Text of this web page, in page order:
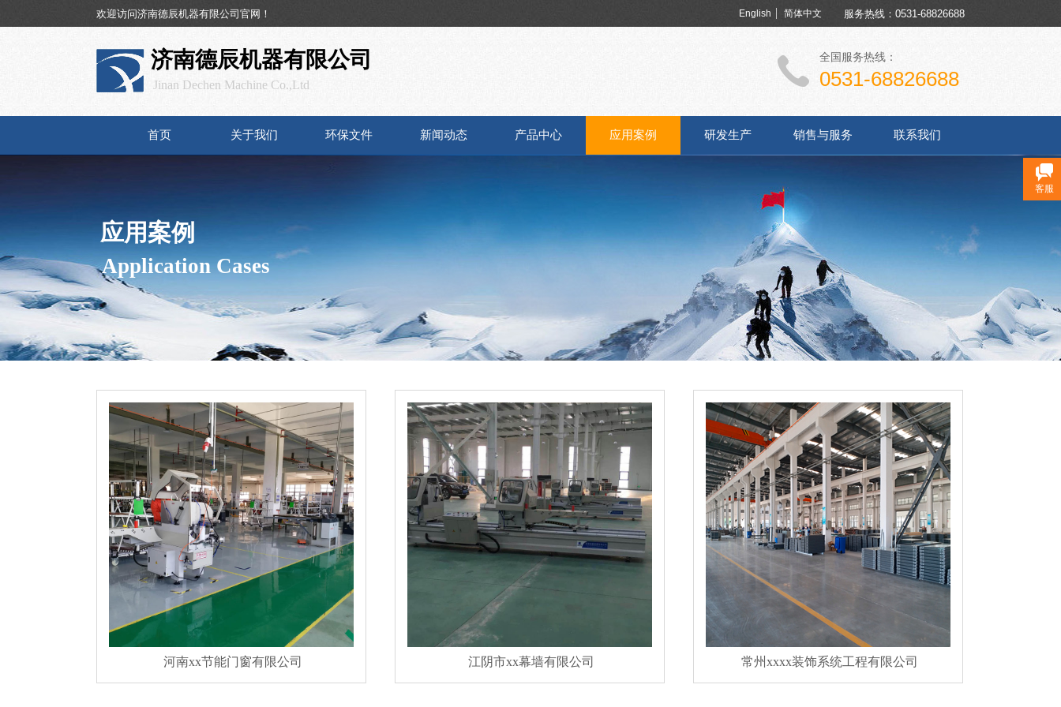
欢迎访问济南德辰机器有限公司官网！ 服务热线：0531-68826688
English 简体中文
全国服务热线：
0531-68826688
济南德辰机器有限公司
Jinan Dechen Machine Co.,Ltd
首页 关于我们 环保文件 新闻动态 产品中心 应用案例 研发生产 销售与服务 联系我们
15年来为上万家企业提升了产品价值
应用案例
Application Cases
河南xx节能门窗有限公司 江阴市xx幕墙有限公司 常州xxxx装饰系统工程有限公司
客服